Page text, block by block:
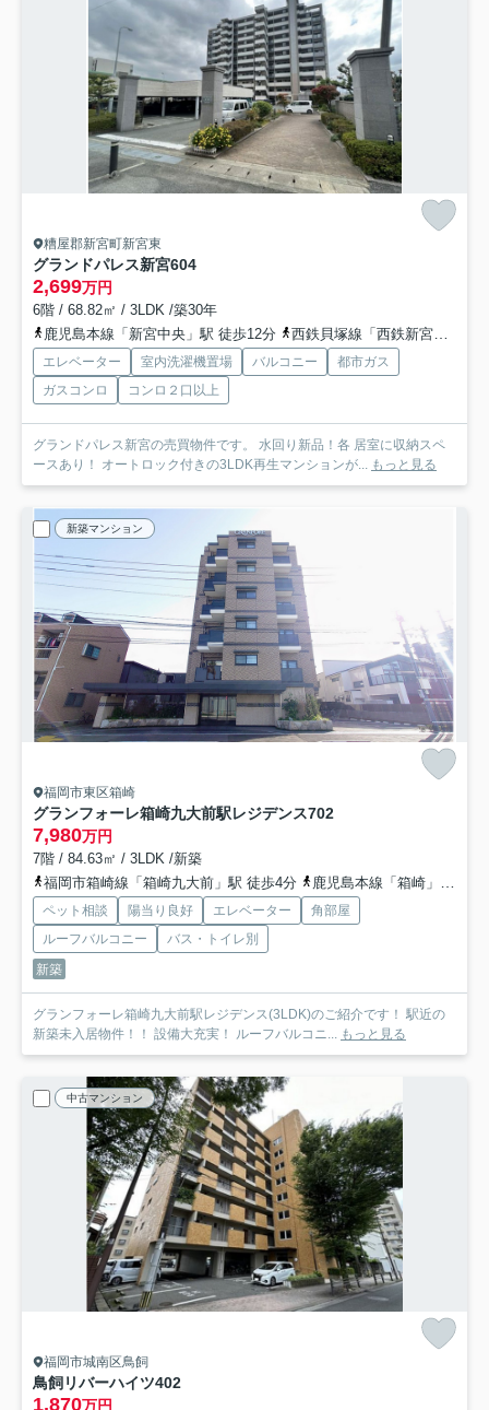
糟屋郡新宮町新宮東
グランドパレス新宮604
2,699万円
6階 / 68.82㎡ / 3LDK /築30年
鹿児島本線「新宮中央」駅 徒歩12分
西鉄貝塚線「西鉄新宮」駅 徒歩17分
エレベーター 室内洗濯機置場 バルコニー
都市ガス
ガスコンロ
コンロ２口以上
グランドパレス新宮の売買物件です。 水回り新品！各 居室に収納スペ
ースあり！ オートロック付きの3LDK再生マンションが... もっと見る
新築マンション
福岡市東区箱崎
グランフォーレ箱崎九大前駅レジデンス702
7,980万円
7階 / 84.63㎡ / 3LDK /新築
福岡市箱崎線「箱崎九大前」駅 徒歩4分
鹿児島本線「箱崎」駅 徒歩10分
ペット相談 陽当り良好 エレベーター
角部屋
ルーフバルコニー
バス・トイレ別
新築
グランフォーレ箱崎九大前駅レジデンス(3LDK)のご紹介です！ 駅近の
新築未入居物件！！ 設備大充実！ ルーフバルコニ... もっと見る
中古マンション
福岡市城南区鳥飼
鳥飼リバーハイツ402
1,870万円